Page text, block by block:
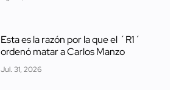
Esta es la razón por la que el ´R1´
ordenó matar a Carlos Manzo
Jul. 31, 2026